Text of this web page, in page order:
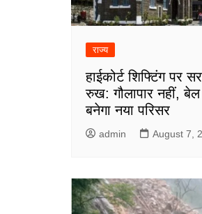
राज्य
हाईकोर्ट शिफ्टिंग पर
रुख: गौलापार नहीं,
बनेगा नया परिसर
admin August 7,